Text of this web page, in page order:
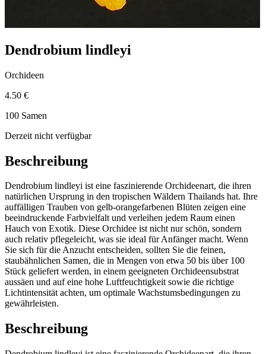
Dendrobium lindleyi
Orchideen
4.50 €
100 Samen
Derzeit nicht verfügbar
Beschreibung
Dendrobium lindleyi ist eine faszinierende Orchideenart, die ihren
natürlichen Ursprung in den tropischen Wäldern Thailands hat. Ihre
auffälligen Trauben von gelb-orangefarbenen Blüten zeigen eine
beeindruckende Farbvielfalt und verleihen jedem Raum einen
Hauch von Exotik. Diese Orchidee ist nicht nur schön, sondern
auch relativ pflegeleicht, was sie ideal für Anfänger macht. Wenn
Sie sich für die Anzucht entscheiden, sollten Sie die feinen,
staubähnlichen Samen, die in Mengen von etwa 50 bis über 100
Stück geliefert werden, in einem geeigneten Orchideensubstrat
aussäen und auf eine hohe Luftfeuchtigkeit sowie die richtige
Lichtintensität achten, um optimale Wachstumsbedingungen zu
gewährleisten.
Beschreibung